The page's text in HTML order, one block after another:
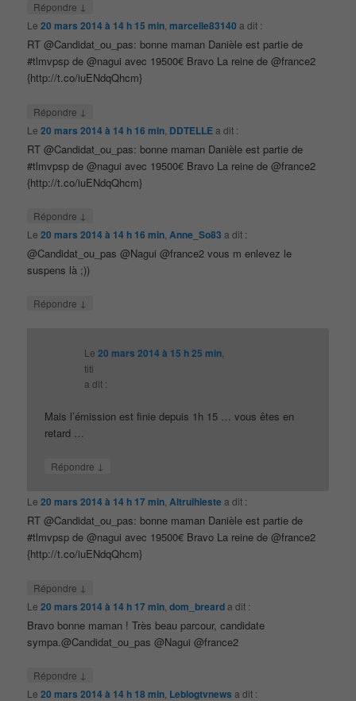
Répondre ↓
Le20 mars 2014 à 14 h 15 min ,marcelle83140 a dit :
RT @Candidat_ou_pas: bonne maman Danièle est partie de
#tlmvpsp de @nagui avec 19500€ Bravo La reine de @france2
{http://t.co/iuENdqQhcm}
Répondre ↓
Le20 mars 2014 à 14 h 16 min DDTELLEa dit :
RT @Candidat_ou_pas: bonne maman Danièle est partie de
#tlmvpsp de @nagui avec 19500€ Bravo La reine de @france2
{http://t.co/iuENdqQhcm}
Répondre ↓
Le20 mars 2014 à 14 h 16 min Anne_So83 a dit :
@Candidat_ou_pas @Nagui @france2 vous m enlevez le
suspens là ;))
Répondre ↓
Le20 mars 2014 à 15 h 25 min
titi
a dit :
Mais l’émission est finie depuis 1h 15 … vous êtes en
retard …
Répondre ↓
Le20 mars 2014 à 14 h 17 min Altruihleste a dit :
RT @Candidat_ou_pas: bonne maman Danièle est partie de
#tlmvpsp de @nagui avec 19500€ Bravo La reine de @france2
{http://t.co/iuENdqQhcm}
Répondre ↓
Le20 mars 2014 à 14 h 17 min ,dom_brearda dit :
Bravo bonne maman ! Très beau parcour, candidate
sympa.@Candidat_ou_pas @Nagui @france2
Répondre ↓
Le20 mars 2014 à 14 h 18 min Leblogtvnews a dit :